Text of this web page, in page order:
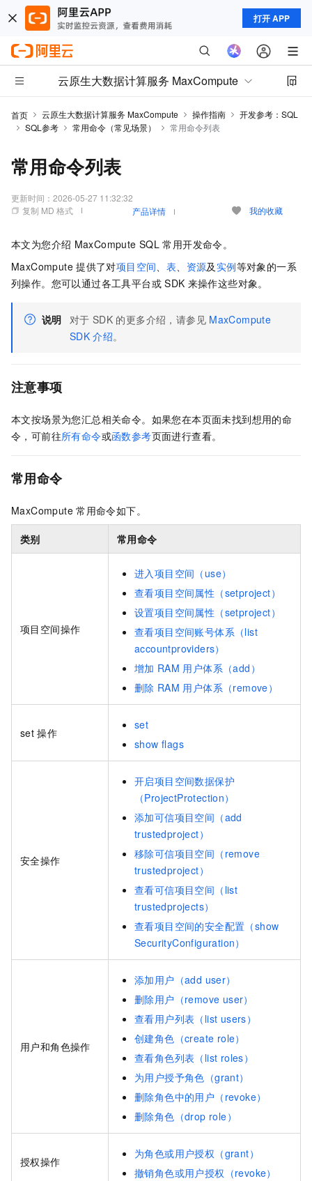
打开 APP
云原生大数据计算服务 MaxCompute
首页 云原生大数据计算服务 MaxCompute 操作指南
开发参考：SQL
SQL参考
常用命令（常见场景） 常用命令列表
常用命令列表
更新时间： 2026-05-27 11:32:32
复制 MD 格式
产品详情 我的收藏
本文为您介绍 MaxCompute SQL 常用开发命令。
MaxCompute 提供了对项目空间、 表、 资源及实例等对象的一系
列操作。您可以通过各工具平台或 SDK 来操作这些对象。
说明 对于 SDK 的更多介绍，请参见 MaxCompute
SDK 介绍。
注意事项
本文按场景为您汇总相关命令。如果您在本页面未找到想用的命
令，可前往所有命令或函数参考页面进行查看。
常用命令
MaxCompute 常用命令如下。
类别 常用命令
项目空间操作
进入项目空间（use）
查看项目空间属性（setproject）
设置项目空间属性（setproject）
查看项目空间账号体系（list
accountproviders）
增加 RAM 用户体系（add）
删除 RAM 用户体系（remove）
set 操作
set
show flags
安全操作
开启项目空间数据保护
（ProjectProtection）
添加可信项目空间（add
trustedproject）
移除可信项目空间（remove
trustedproject）
查看可信项目空间（list
trustedprojects）
查看项目空间的安全配置（show
SecurityConfiguration）
用户和角色操作
添加用户（add user）
删除用户（remove user）
查看用户列表（list users）
创建角色（create role）
查看角色列表（list roles）
为用户授予角色（grant）
删除角色中的用户（revoke）
删除角色（drop role）
授权操作
为角色或用户授权（grant）
撤销角色或用户授权（revoke）